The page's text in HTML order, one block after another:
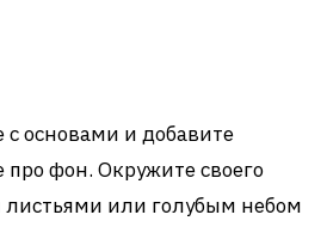
с основами и добавите
про фон. Окружите своего
или голубым небом